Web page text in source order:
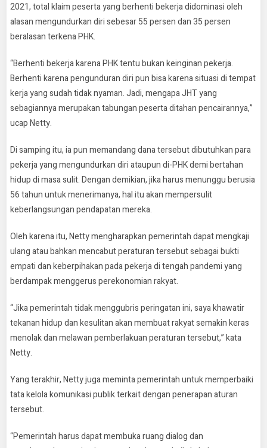
2021, total klaim peserta yang berhenti bekerja didominasi oleh
alasan mengundurkan diri sebesar 55 persen dan 35 persen
beralasan terkena PHK.
“Berhenti bekerja karena PHK tentu bukan keinginan pekerja.
Berhenti karena pengunduran diri pun bisa karena situasi di tempat
kerja yang sudah tidak nyaman. Jadi, mengapa JHT yang
sebagiannya merupakan tabungan peserta ditahan pencairannya,”
ucap Netty.
Di samping itu, ia pun memandang dana tersebut dibutuhkan para
pekerja yang mengundurkan diri ataupun di-PHK demi bertahan
hidup di masa sulit. Dengan demikian, jika harus menunggu berusia
56 tahun untuk menerimanya, hal itu akan mempersulit
keberlangsungan pendapatan mereka.
Oleh karena itu, Netty mengharapkan pemerintah dapat mengkaji
ulang atau bahkan mencabut peraturan tersebut sebagai bukti
empati dan keberpihakan pada pekerja di tengah pandemi yang
berdampak menggerus perekonomian rakyat.
“Jika pemerintah tidak menggubris peringatan ini, saya khawatir
tekanan hidup dan kesulitan akan membuat rakyat semakin keras
menolak dan melawan pemberlakuan peraturan tersebut,” kata
Netty.
Yang terakhir, Netty juga meminta pemerintah untuk memperbaiki
tata kelola komunikasi publik terkait dengan penerapan aturan
tersebut.
“Pemerintah harus dapat membuka ruang dialog dan